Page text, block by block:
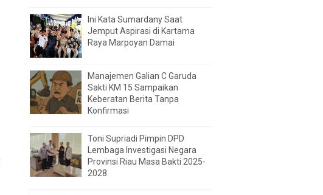
Ini Kata Sumardany Saat
Jemput Aspirasi di Kartama
Raya Marpoyan Damai
Manajemen Galian C Garuda
Sakti KM 15 Sampaikan
Keberatan Berita Tanpa
Konfirmasi
Toni Supriadi Pimpin DPD
Lembaga Investigasi Negara
Provinsi Riau Masa Bakti 2025-
2028